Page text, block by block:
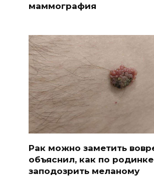
маммография
Рак можно заметить
объяснил, как по родинке
заподозрить меланому